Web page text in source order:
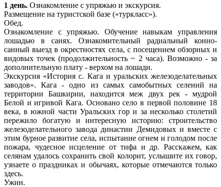
1 день. Ознакомление с упряжью и экскурсия.
Размещение на туристской базе («туркласс»).
Обед.
Ознакомление с упряжью. Обучение навыкам управления
лошадью в санях. Ознакомительный радиальный конно-
санный выезд в окрестностях села, с посещением обзорных и
видовых точек (продолжительность ~ 2 часа). Возможно - за
дополнительную плату - верхом на лошади.
Экскурсия «История с. Кага и уральских железоделательных
заводов». Кага - одно из самых самобытных селений на
территории Башкирии, находится меж двух рек - мудрой
Белой и игривой Кага. Основано село в первой половине 18
века, в южной части Уральских гор и за несколько столетий
пережило богатую и интересную историю: строительство
железоделательного завода династии Демидовых и вместе с
этим бурное развитие села, испытание огнем и голодом после
пожара, чудесное исцеление от тифа и др. Расскажем, как
селянам удалось сохранить свой колорит, услышите их говор,
узнаете о праздниках и обычаях, которые отмечаются только
здесь.
Ужин.